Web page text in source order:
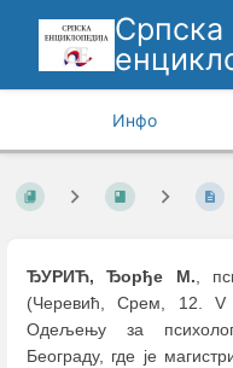
Српска
Инфо
ЂУРИЋ, Ђорђе M.,
(Черевић, Срем, 12. V
Одељењу за
Београду, где је